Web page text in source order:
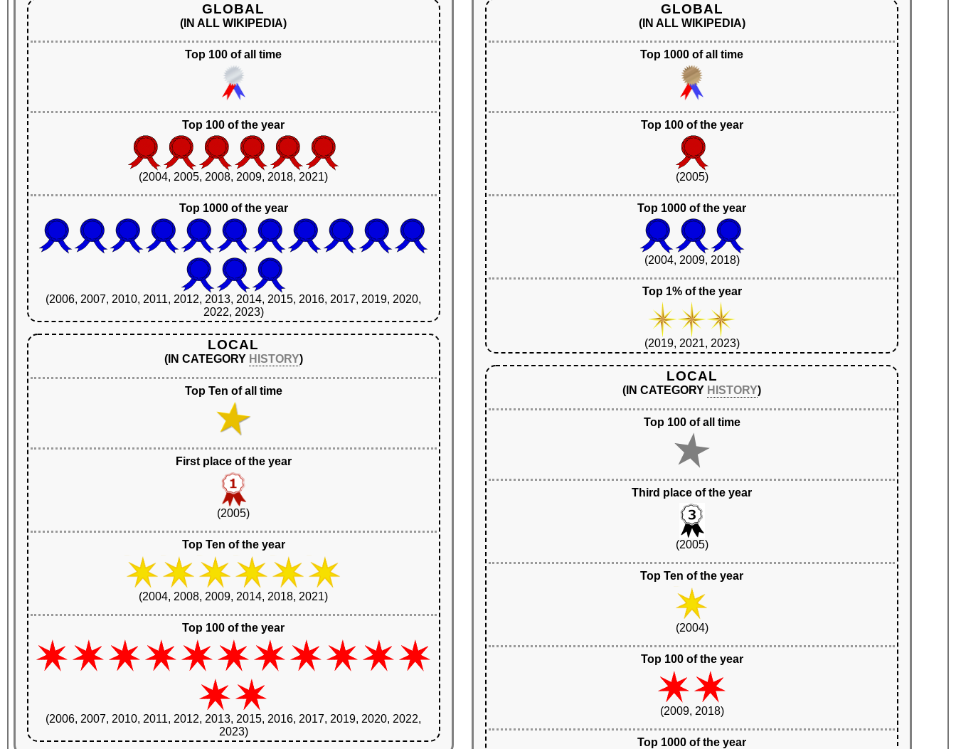
GLOBAL
(IN ALL WIKIPEDIA)
Top 100 of all time
Top 100 of the year
(2004, 2005, 2008, 2009, 2018, 2021)
Top 1000 of the year
(2006, 2007, 2010, 2011, 2012, 2013, 2014, 2015, 2016, 2017, 2019, 2020,
2022, 2023)
LOCAL
(IN CATEGORY HISTORY)
Top Ten of all time
First place of the year
(2005)
Top Ten of the year
(2004, 2008, 2009, 2014, 2018, 2021)
Top 100 of the year
(2006, 2007, 2010, 2011, 2012, 2013, 2015, 2016, 2017, 2019, 2020, 2022,
2023)
GLOBAL
(IN ALL WIKIPEDIA)
Top 1000 of all time
Top 100 of the year
(2005)
Top 1000 of the year
(2004, 2009, 2018)
Top 1% of the year
(2019, 2021, 2023)
LOCAL
(IN CATEGORY HISTORY)
Top 100 of all time
Third place of the year
(2005)
Top Ten of the year
(2004)
Top 100 of the year
(2009, 2018)
Top 1000 of the year